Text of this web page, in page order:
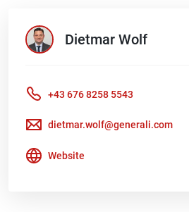
Dietmar Wolf
+43 676 8258 5543
dietmar.wolf@generali.com
Website